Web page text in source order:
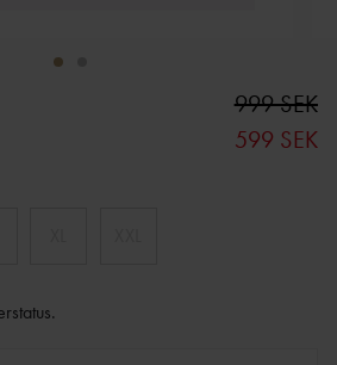
999 SEK
599 SEK
.